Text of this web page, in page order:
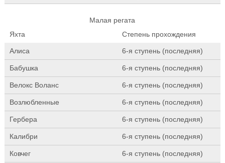
Малая регата
Яхта
Степень прохождения
Алиса 6-я ступень (последняя)
Бабушка 6-я ступень (последняя)
Велокс Воланс 6-я ступень (последняя)
Возлюбленные 6-я ступень (последняя)
Гербера 6-я ступень (последняя)
Калибри 6-я ступень (последняя)
Ковчег 6-я ступень (последняя)